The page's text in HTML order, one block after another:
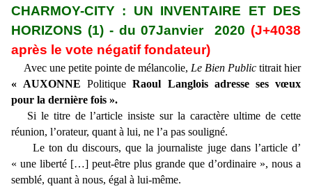
CHARMOY-CITY : UN INVENTAIRE ET DES
HORIZONS (1) - du 07Janvier 2020 (J+4038
après le vote négatif fondateur)
Avec une petite pointe de mélancolie, Le Bien Public titrait hier
« AUXONNEPolitiqueRaoul Langlois adresse ses vœux
pour la dernière fois ».
Si le titre de l’article insiste sur la caractère ultime de cette
réunion, l’orateur, quant à lui, ne l’a pas souligné.
Le ton du discours, que la journaliste juge dans l’article d’
« une liberté […] peut-être plus grande que d’ordinaire », nous a
semblé, quant à nous, égal à lui-même.